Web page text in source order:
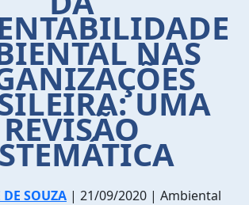
NAS
UMA
REVISÃO
DE SOUZA | 21/09/2020 | Ambiental